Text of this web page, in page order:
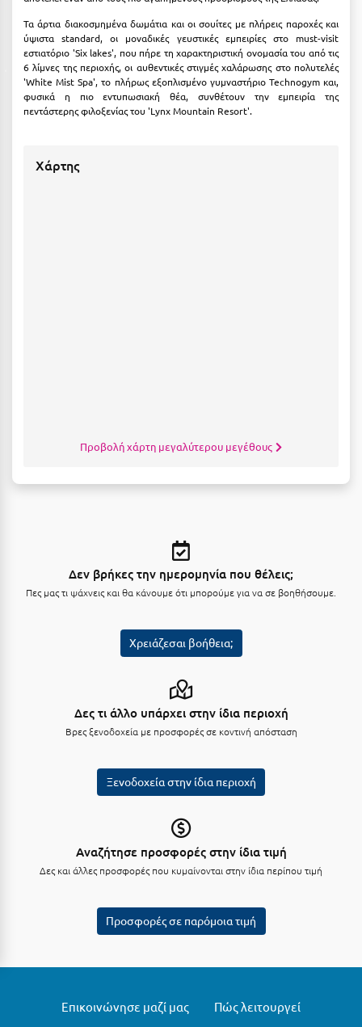
Κοκκώνι Κορινθίας
Κομοτηνή
Κόνιτσα
Κορώνη
Λακόπετρα Αχαΐας
Λίμνη Πλαστήρα
Λουτρά Πόζαρ
Λουτρά Υπάτης
Τα άρτια διακοσμημένα δωμάτια και οι σουίτες με πλήρεις παροχές και
ύψιστα standard, οι μοναδικές γευστικές εμπειρίες στο must-visit
εστιατόριο 'Six lakes', που πήρε τη χαρακτηριστική ονομασία του από τις
6 λίμνες της περιοχής, oι αυθεντικές στιγμές χαλάρωσης στο πολυτελές
'White Mist Spa', το πλήρως εξοπλισμένο γυμναστήριο Technogym και,
φυσικά η πιο εντυπωσιακή θέα, συνθέτουν την εμπειρία της
πεντάστερης φιλοξενίας του 'Lynx Mountain Resort'.
Χάρτης
Προβολή χάρτη μεγαλύτερου μεγέθους
Δεν βρήκες την ημερομηνία που θέλεις;
Πες μας τι ψάχνεις και θα κάνουμε ότι μπορούμε για να σε βοηθήσουμε.
Χρειάζεσαι βοήθεια;
Δες τι άλλο υπάρχει στην ίδια περιοχή
Βρες ξενοδοχεία με προσφορές σε κοντινή απόσταση
Ξενοδοχεία στην ίδια περιοχή
Αναζήτησε προσφορές στην ίδια τιμή
Δες και άλλες προσφορές που κυμαίνονται στην ίδια περίπου τιμή
Προσφορές σε παρόμοια τιμή
Επικοινώνησε μαζί μας Πώς λειτουργεί